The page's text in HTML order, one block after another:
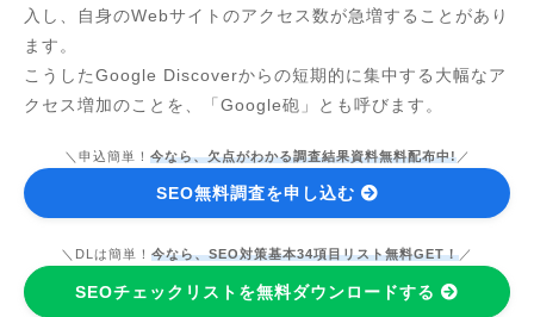
入し、自身のWebサイトのアクセス数が急増することがあり
ます。
こうしたGoogle Discoverからの短期的に集中する大幅なア
クセス増加のことを、「Google砲」とも呼びます。
＼申込簡単！ 今なら、欠点がわかる調査結果資料無料配布中!／
SEO無料調査を申し込む
＼DLは簡単！ 今なら、SEO対策基本34項目リスト無料GET！ ／
SEOチェックリストを無料ダウンロードする